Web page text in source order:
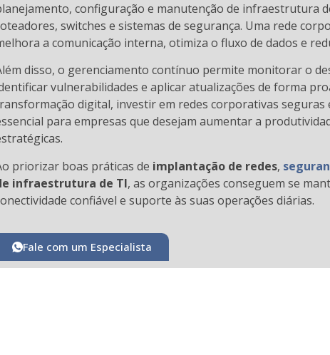
configuração e manutenção de infraestrutura
switches e sistemas de segurança. Uma rede
a comunicação interna, otimiza o fluxo de dados e
disso, o gerenciamento contínuo permite monitorar o
vulnerabilidades e aplicar atualizações de forma
digital, investir em redes corporativas seguras
para empresas que desejam aumentar a
priorizar boas práticas de implantação de redes,
infraestrutura de TI, as organizações conseguem se
confiável e suporte às suas operações diárias.
Fale com um Especialista